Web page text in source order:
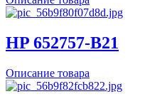
HP 652757-B21
Описание товара